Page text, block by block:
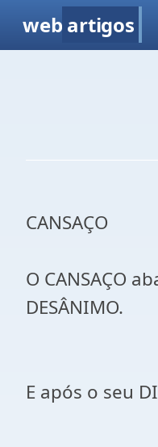
web artigos
CANSAÇO
O CANSAÇO
DESÂNIMO.
E após o seu